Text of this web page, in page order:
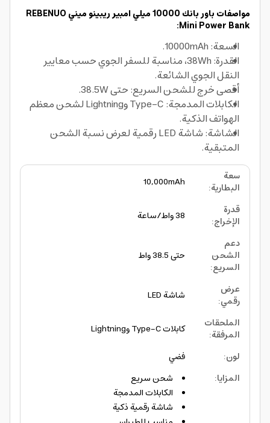
مواصفات باور بانك 10000 ميلي امبير ريبينو ميني REBENUO
Mini Power Bank:
السعة: 10000mAh.
القدرة: 38Wh، مناسبة للسفر الجوي حسب معايير
النقل الجوي الشائعة.
أقصى خرج للشحن السريع: حتى 38.5W.
الكابلات المدمجة: Type-C وLightning لشحن معظم
الهواتف الذكية.
الشاشة: شاشة LED رقمية لعرض نسبة الشحن
المتبقية.
سعة
البطارية:
10,000mAh
قدرة
الإخراج:
38 واط/ساعة
دعم
الشحن
السريع:
حتى 38.5 واط
عرض
رقمي:
شاشة LED
الملحقات
المرفقة:
كابلات Type-C وLightning
لون:
فضي
المزايا:
شحن سريع
الكابلات المدمجة
شاشة رقمية ذكية